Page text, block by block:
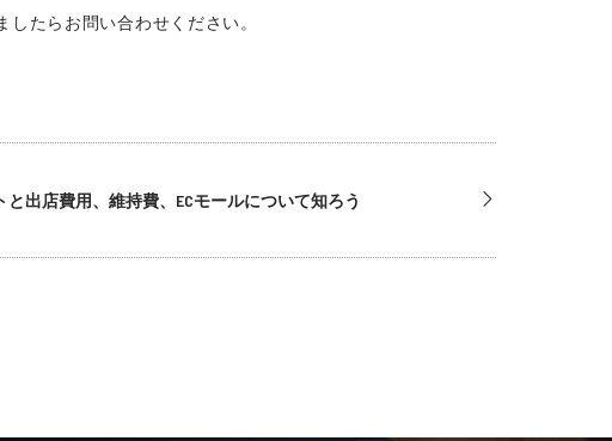
たらお問い合わせください。
出店費用、維持費、ECモールについて知ろう